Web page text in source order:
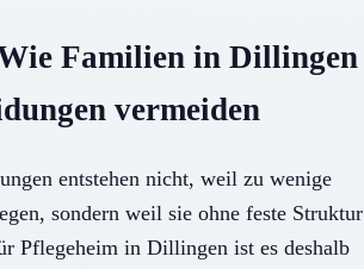
Familien in Dillingen
vermeiden
entstehen nicht, weil zu wenige
sondern weil sie ohne feste Struktur
Pflegeheim in Dillingen ist es deshalb